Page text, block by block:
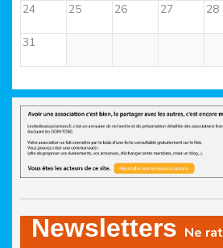
24 25 26 27 28
31
Newsletters Ne